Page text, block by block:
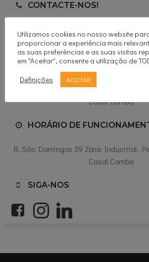
CONTACTE-NOS!
+351 919 584 587
*chamadas para a rede móvel nacional
LOCALIZAÇÃO
R. São Domingos 39 Zona Industrial,
Casal Comba
HORÁRIO DE
R. São Domingos 39 Zona Industrial,
Casal Comba
SIGA-NOS
Utilizamos cookies no nosso website
proporcionar a experiência mais
as suas preferências e as suas visitas
em "Aceitar", consente a utilização de
Definições
ACEITAR